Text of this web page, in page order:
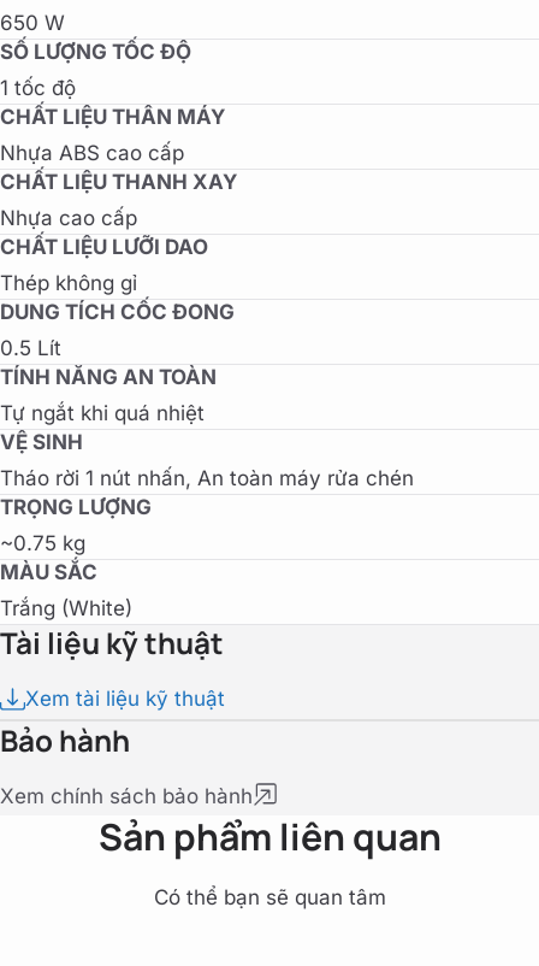
650 W
SỐ LƯỢNG TỐC ĐỘ
1 tốc độ
CHẤT LIỆU THÂN MÁY
Nhựa ABS cao cấp
CHẤT LIỆU THANH XAY
Nhựa cao cấp
CHẤT LIỆU LƯỠI DAO
Thép không gỉ
DUNG TÍCH CỐC ĐONG
0.5 Lít
TÍNH NĂNG AN TOÀN
Tự ngắt khi quá nhiệt
VỆ SINH
Tháo rời 1 nút nhấn, An toàn máy rửa chén
TRỌNG LƯỢNG
~0.75 kg
MÀU SẮC
Trắng (White)
Tài liệu kỹ thuật
Xem tài liệu kỹ thuật
Bảo hành
Xem chính sách bảo hành
Sản phẩm liên quan
Có thể bạn sẽ quan tâm